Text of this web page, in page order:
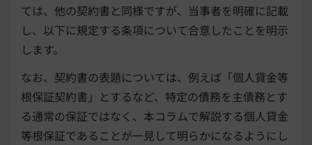
ては、他の契約書と同様ですが、当事者を明確に記載
し、以下に規定する条項について合意したことを明示
します。
なお、契約書の表題については、例えば「個人貸金等
根保証契約書」とするなど、特定の債務を主債務とす
る通常の保証ではなく、本コラムで解説する個人貸金
等根保証であることが一見して明らかになるようにし